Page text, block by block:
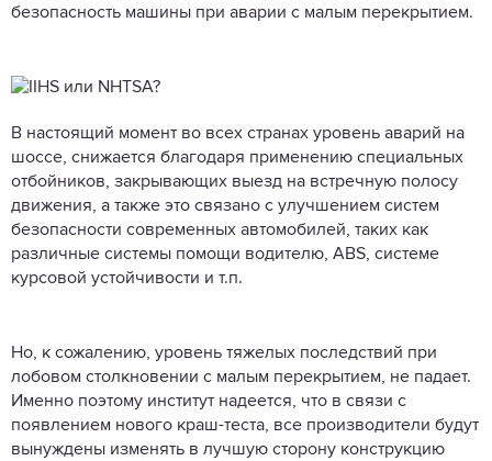
безопасность машины при аварии с малым перекрытием.
В настоящий момент во всех странах уровень аварий на
шоссе, снижается благодаря применению специальных
отбойников, закрывающих выезд на встречную полосу
движения, а также это связано с улучшением систем
безопасности современных автомобилей, таких как
различные системы помощи водителю, ABS, системе
курсовой устойчивости и т.п.
Но, к сожалению, уровень тяжелых последствий при
лобовом столкновении с малым перекрытием, не падает.
Именно поэтому институт надеется, что в связи с
появлением нового краш-теста, все производители будут
вынуждены изменять в лучшую сторону конструкцию